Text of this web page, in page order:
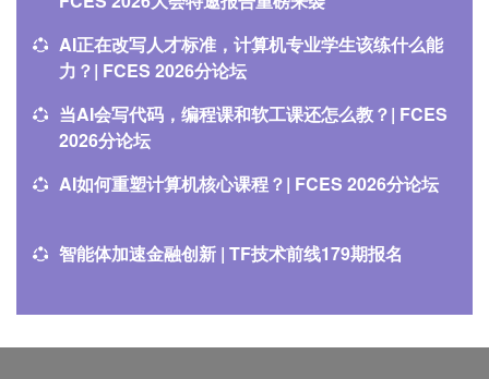
AI正在改写人才标准，计算机专业学生该练什么能
力？| FCES 2026分论坛
当AI会写代码，编程课和软工课还怎么教？| FCES
2026分论坛
AI如何重塑计算机核心课程？| FCES 2026分论坛
智能体加速金融创新 | TF技术前线179期报名